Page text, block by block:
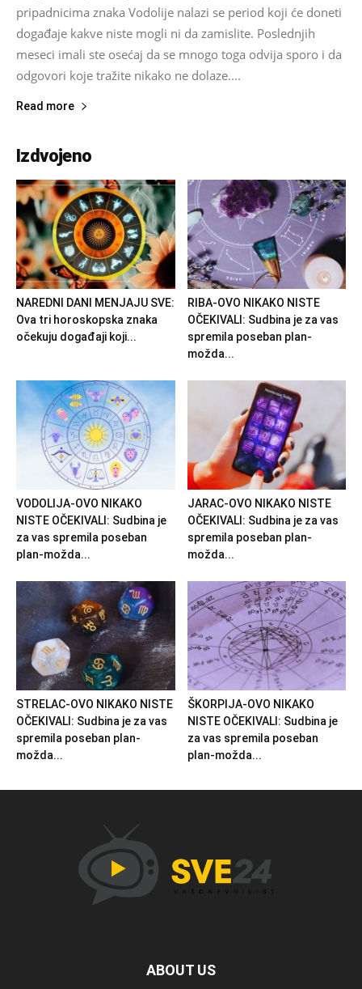
pripadnicima znaka Vodolije nalazi se period koji će doneti
događaje kakve niste mogli ni da zamislite. Poslednjih
meseci imali ste osećaj da se mnogo toga odvija sporo i da
odgovori koje tražite nikako ne dolaze....
Read more
Izdvojeno
NAREDNI DANI MENJAJU SVE:
Ova tri horoskopska znaka
očekuju događaji koji...
RIBA-OVO NIKAKO NISTE
OČEKIVALI: Sudbina je za vas
spremila poseban plan-
možda...
VODOLIJA-OVO NIKAKO
NISTE OČEKIVALI: Sudbina je
za vas spremila poseban
plan-možda...
JARAC-OVO NIKAKO NISTE
OČEKIVALI: Sudbina je za vas
spremila poseban plan-
možda...
STRELAC-OVO NIKAKO NISTE
OČEKIVALI: Sudbina je za vas
spremila poseban plan-
možda...
ŠKORPIJA-OVO NIKAKO
NISTE OČEKIVALI: Sudbina je
za vas spremila poseban
plan-možda...
ABOUT US